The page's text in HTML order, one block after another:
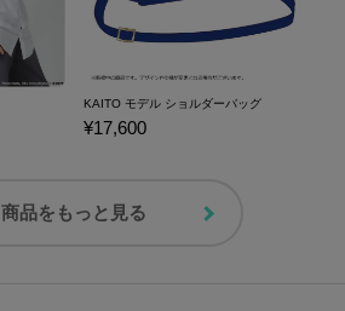
KAITO モデル ショルダーバッグ
¥17,600
商品をもっと見る